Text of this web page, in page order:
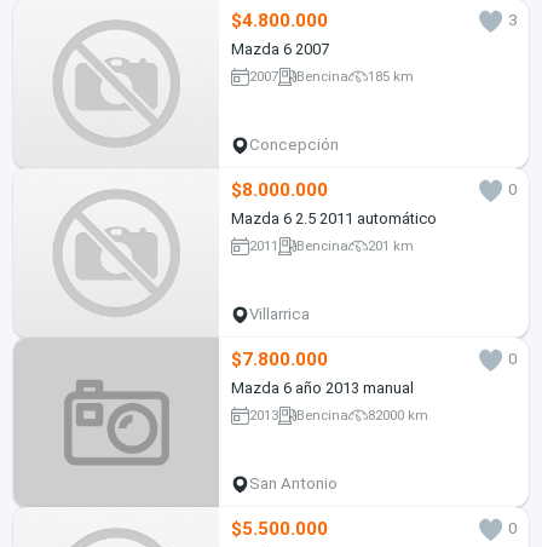
$4.800.000
3
Mazda 6 2007
2007 Bencina 185 km
Concepción
$8.000.000
0
Mazda 6 2.5 2011 automático
2011 Bencina 201 km
Villarrica
$7.800.000
0
Mazda 6 año 2013 manual
2013 Bencina 82000 km
San Antonio
$5.500.000
0